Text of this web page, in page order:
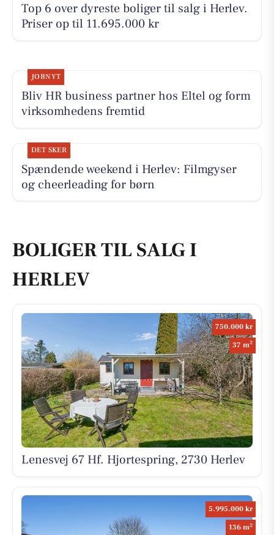
Top 6 over dyreste boliger til salg i Herlev.
Priser op til 11.695.000 kr
JOBNYT
Bliv HR business partner hos Eltel og form
virksomhedens fremtid
DET SKER
Spændende weekend i Herlev: Filmgyser
og cheerleading for børn
BOLIGER TIL SALG I
HERLEV
750.000 kr
37 m2
Lenesvej 67 Hf. Hjortespring, 2730 Herlev
5.995.000 kr
136 m2